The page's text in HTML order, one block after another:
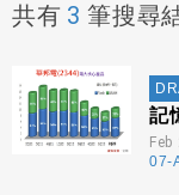
共有 3 筆搜尋
記
07-